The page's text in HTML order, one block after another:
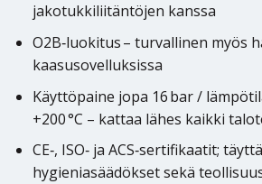
jakotukkiliitäntöjen kanssa
O2B‑luokitus – turvallinen myös
kaasusovelluksissa
Käyttöpaine jopa 16 bar /
+200 °C – kattaa lähes kaikki
CE‑, ISO‑ ja ACS‑sertifikaatit;
hygieniasäädökset sekä